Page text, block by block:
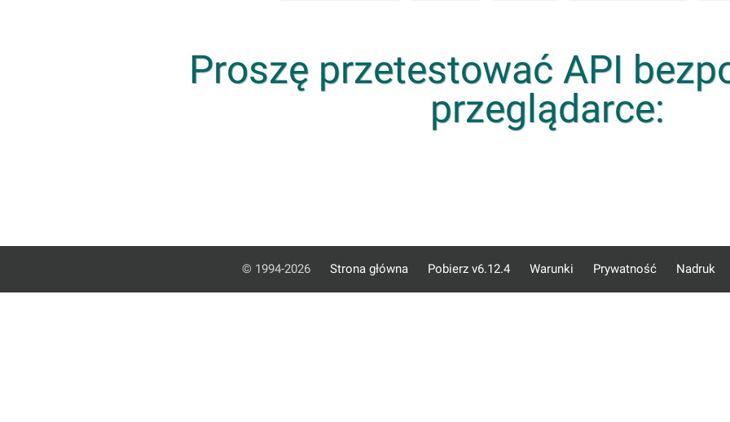
Proszę przetestować API
przeglądarce:
© 1994-2026 Strona główna Pobierz v6.12.4 Warunki Prywatność Nadruk